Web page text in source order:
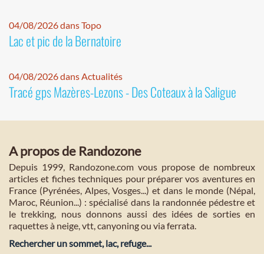
04/08/2026 dans Topo
Lac et pic de la Bernatoire
04/08/2026 dans Actualités
Tracé gps Mazères-Lezons - Des Coteaux à la Saligue
A propos de Randozone
Depuis 1999, Randozone.com vous propose de nombreux
articles et fiches techniques pour préparer vos aventures en
France (Pyrénées, Alpes, Vosges...) et dans le monde (Népal,
Maroc, Réunion...) : spécialisé dans la randonnée pédestre et
le trekking, nous donnons aussi des idées de sorties en
raquettes à neige, vtt, canyoning ou via ferrata.
Rechercher un sommet, lac, refuge...